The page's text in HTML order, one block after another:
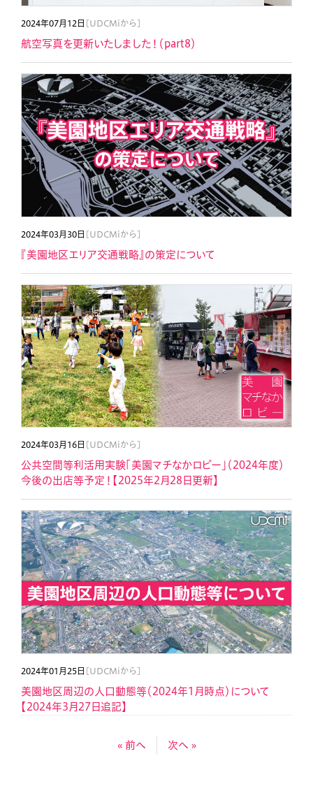
2024年07月12日 [UDCMiから]
航空写真を更新いたしました！（part8）
2024年03月30日 [UDCMiから]
『美園地区エリア交通戦略』の策定について
2024年03月16日 [UDCMiから]
公共空間等利活用実験「美園マチなかロビー」（2024年度）
今後の出店等予定！【2025年2月28日更新】
2024年01月25日 [UDCMiから]
美園地区周辺の人口動態等（2024年1月時点）について
【2024年3月27日追記】
« 前へ 次へ »